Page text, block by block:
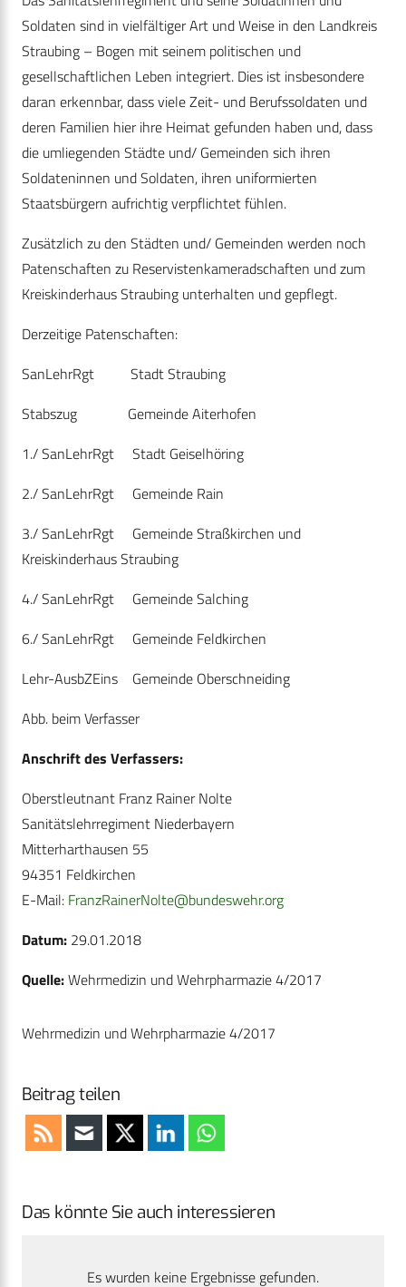
Soldaten sind in vielfältiger Art und Weise in den Landkreis
Straubing – Bogen mit seinem politischen und
gesellschaftlichen Leben integriert. Dies ist insbesondere
daran erkennbar, dass viele Zeit- und Berufssoldaten und
deren Familien hier ihre Heimat gefunden haben und, dass
die umliegenden Städte und/ Gemeinden sich ihren
Soldateninnen und Soldaten, ihren uniformierten
Staatsbürgern aufrichtig verpflichtet fühlen.
Zusätzlich zu den Städten und/ Gemeinden werden noch
Patenschaften zu Reservistenkameradschaften und zum
Kreiskinderhaus Straubing unterhalten und gepflegt.
Derzeitige Patenschaften:
SanLehrRgt Stadt Straubing
Stabszug Gemeinde Aiterhofen
1./ SanLehrRgt Stadt Geiselhöring
2./ SanLehrRgt Gemeinde Rain
3./ SanLehrRgt Gemeinde Straßkirchen und
Kreiskinderhaus Straubing
4./ SanLehrRgt Gemeinde Salching
6./ SanLehrRgt Gemeinde Feldkirchen
Lehr-AusbZEins Gemeinde Oberschneiding
Abb. beim Verfasser
Anschrift des Verfassers:
Oberstleutnant Franz Rainer Nolte
Sanitätslehrregiment Niederbayern
Mitterharthausen 55
94351 Feldkirchen
E-Mail: FranzRainerNolte@bundeswehr.org
Datum: 29.01.2018
Quelle:Wehrmedizin und Wehrpharmazie 4/2017
Wehrmedizin und Wehrpharmazie 4/2017
Beitrag teilen
Das könnte Sie auch interessieren
Es wurden keine Ergebnisse gefunden.